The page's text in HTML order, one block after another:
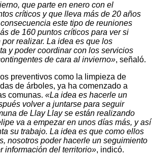
que parte en enero con el
críticos y que lleva más de 20 años
este tipo de reuniones
de 160 puntos críticos para ver si
realizar. La idea es que los
y poder coordinar con los servicios
de cara al invierno», señaló.
preventivos como la limpieza de
de árboles, ya ha comenzado a
comunas. «La idea es hacerle un
volver a juntarse para seguir
de Llay Llay se están realizando
va a empezar en unos días más, y así
su trabajo. La idea es que como ellos
nosotros poder hacerle un seguimiento
información del territorio», indicó.